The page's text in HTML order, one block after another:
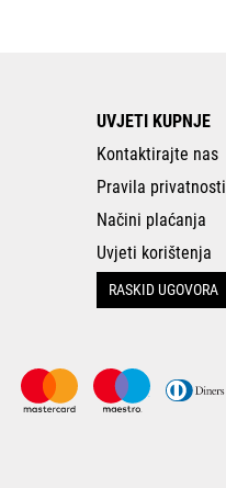
UVJETI KUPNJE
Kontaktirajte nas
Pravila privatnosti
Načini plaćanja
Uvjeti korištenja
RASKID UGOVORA